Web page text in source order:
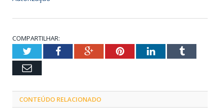
COMPARTILHAR:
TwitterFacebookGoogle+PinterestLinkedInTumblr
Email
CONTEÚDO RELACIONADO